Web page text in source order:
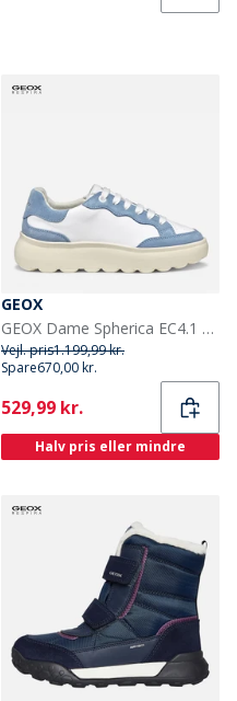
GEOX
GEOX Dame Spherica EC4.1 Træningssko Hvid/Lyseblå Hvid/Lt Blue
Vejl. pris1.199,99 kr.
Spare670,00 kr.
Current
529,99 kr.
Halv pris eller mindre